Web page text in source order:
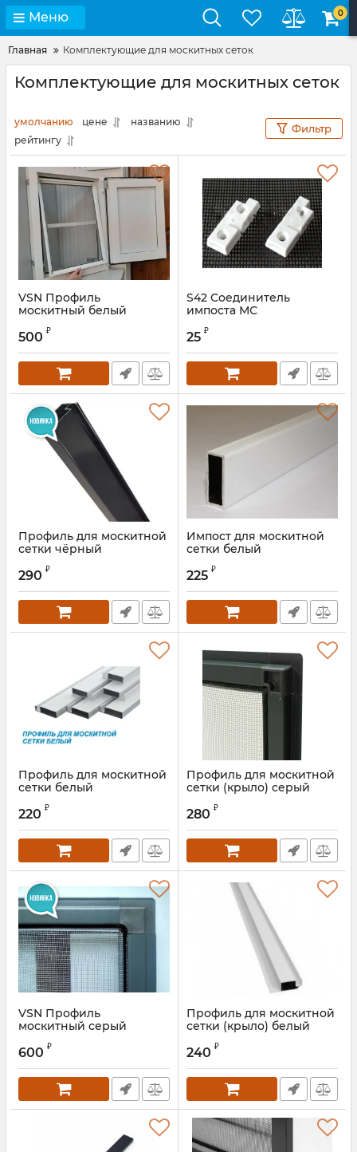
Меню 0
Главная Комплектующие для москитных сеток
Комплектующие для москитных сеток
умолчанию цене
названию
рейтингу
Фильтр
VSN Профиль
москитный белый
500 ₽
S42 Соединитель
импоста МС
25 ₽
Профиль для москитной
сетки чёрный
290 ₽
Импост для москитной
сетки белый
Артикул:
225 ₽
Профиль для москитной
сетки белый
Артикул:
220 ₽
Профиль для москитной
сетки (крыло) серый
280 ₽
VSN Профиль
москитный серый
600 ₽
Профиль для москитной
сетки (крыло) белый
240 ₽